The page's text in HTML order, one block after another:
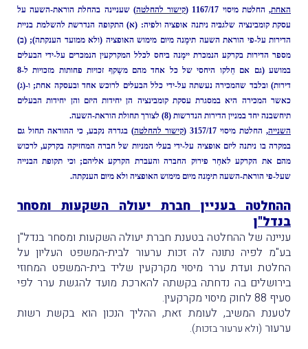
האחת, החלטת מיסוי 1167/17 (קישור להחלטה) שעניינה בהחלת הוראת-השעה על
עסקת קומבינציה שלגבּיה ניתנה אופציה ולפיה: (א) התקופה הנדרשת להשלמת בניית
הדירות על-פי הוראת השעה תימָנה מיום מימוש האופציה (ולא ממועד הענקתה); (ב)
מספר הדירות בקרקע הנמכרת יימָנה ביחס לכלל המקרקעין הנמכרים על-ידי הבעלים
במושע (גם אם חֵלקו היחסי של כל אחד מהם משַקף זכויות פחותות מזכויות ל-8
דירות) ובלבד שהמכירה נעשתה על-ידי כלל הבעלים לרוכש אחד ובעסקה אחת; ו-(ג)
כאשר המכירה היא במסגרת עסקת קומבינציה הן יחידות היזם והן יחידות הבעלים
תיחשבנה יחד במניין הדירות הנדרשות (8) לצורך תחולת הוראת-השעה.
השנייה, החלטת מיסוי 3157/17 (קישור להחלטה) בגדרהּ נקבע, כי ההוראה תחול גם
במקרה בו ניתנה ליזם אופציה על-ידי בעלי המניות של חברה המחזיקה בקרקע, לרכוש
מהם את הקרקע לאחַר פירוק החברה והעברת הקרקע אליהם; וכי תקופת הבנייה
שעל-פי הוראת-השעה תימָנה מיום מימוש האופציה ולא מיום הענקתה.
ההחלטה בעניין חברת יעולה השקעות ומסחר
בנדל"ן
עניינה של ההחלטה בטענת חברת יעולה השקעות ומסחר בנדל"ן
בע"מ לפיה נתונה לה זכות ערעור לבית-המשפט העליון על
החלטת ועדת ערר מיסוי מקרקעין שליד בית-המשפט המחוזי
בירושלים בה נדחתה בקשתה להארכת מועד להגשת ערר לפי
סעיף 88 לחוק מיסוי מקרקעין.
לטענת המשיב, לעומת זאת, ההליך הנכון הוא בקשת רשות
ערעור (ולא ערעור בזכות).